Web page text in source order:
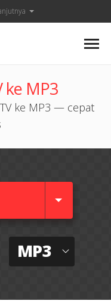
ke MP3
ke MP3 — cepat
MP3